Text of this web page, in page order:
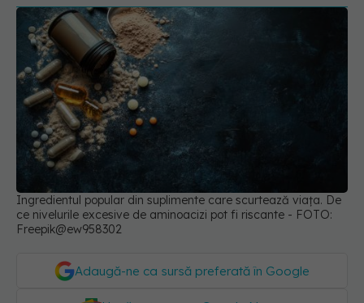
Ingredientul popular din suplimente care scurtează viața. De
ce nivelurile excesive de aminoacizi pot fi riscante - FOTO:
Freepik@ew958302
Adaugă-ne ca sursă preferată în Google